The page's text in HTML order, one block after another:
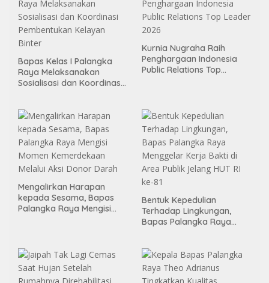
Bapas Kelas I Palangka
Raya Melaksanakan
Sosialisasi dan Koordinasi
Kurnia Nugraha Raih
Penghargaan Indonesia
Public Relations Top
Mengalirkan Harapan
kepada Sesama, Bapas
Palangka Raya Mengisi
Bentuk Kepedulian
Terhadap Lingkungan,
Bapas Palangka Raya
ke-81